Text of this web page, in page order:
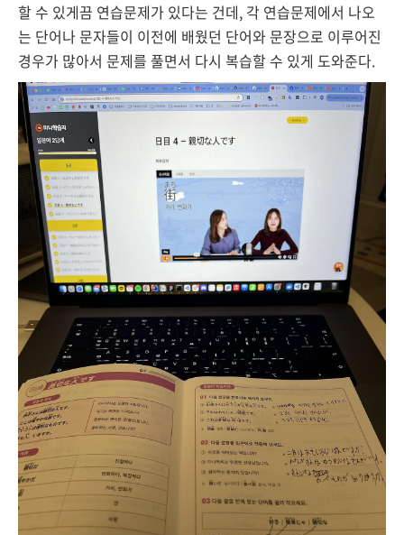
할 수 있게끔 연습문제가 있다는 건데, 각 연습문제에서 나오
는 단어나 문자들이 이전에 배웠던 단어와 문장으로 이루어진
경우가 많아서 문제를 풀면서 다시 복습할 수 있게 도와준다.